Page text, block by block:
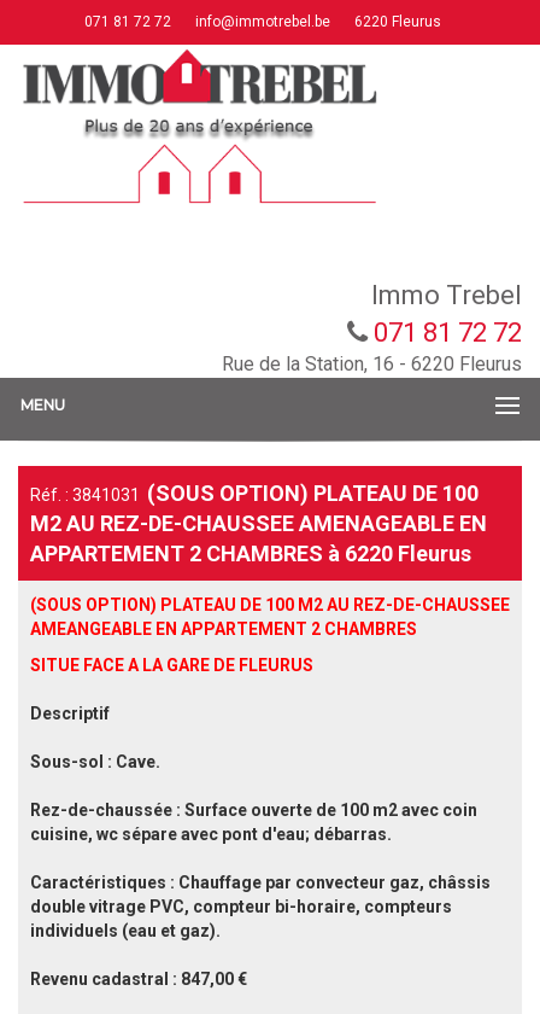
071 81 72 72 info@immotrebel.be 6220 Fleurus
Immo Trebel
071 81 72 72
Rue de la Station, 16 - 6220 Fleurus
MENU
Réf. : 3841031 (SOUS OPTION) PLATEAU DE 100
M2 AU REZ-DE-CHAUSSEE AMENAGEABLE EN
APPARTEMENT 2 CHAMBRES à 6220 Fleurus
(SOUS OPTION) PLATEAU DE 100 M2 AU REZ-DE-CHAUSSEE
AMEANGEABLE EN APPARTEMENT 2 CHAMBRES
SITUE FACE A LA GARE DE FLEURUS
Descriptif
Sous-sol : Cave.
Rez-de-chaussée : Surface ouverte de 100 m2 avec coin
cuisine, wc sépare avec pont d'eau; débarras.
Caractéristiques : Chauffage par convecteur gaz, châssis
double vitrage PVC, compteur bi-horaire, compteurs
individuels (eau et gaz).
Revenu cadastral : 847,00 €